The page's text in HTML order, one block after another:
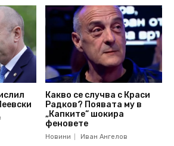
Какво се случва с Краси
Радков? Появата му в
„Капките“ шокира
феновете
Новини Иван Ангелов